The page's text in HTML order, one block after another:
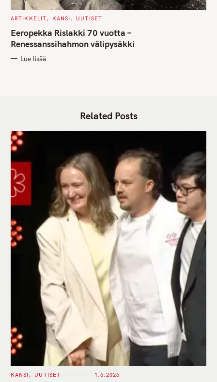
C
T
E
G
O
I
ARTIKKELIT KANSI UUTISET
Eeropekka Rislakki 70 vuotta –
Renessanssihahmon välipysäkki
Lue lisää
Related Posts
C
KANSI UUTISET 1.6.2026